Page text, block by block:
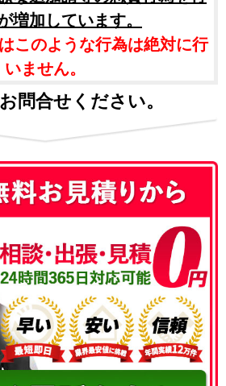
増加しています。
このような行為は絶対に行
いません。
問合せください。
4780